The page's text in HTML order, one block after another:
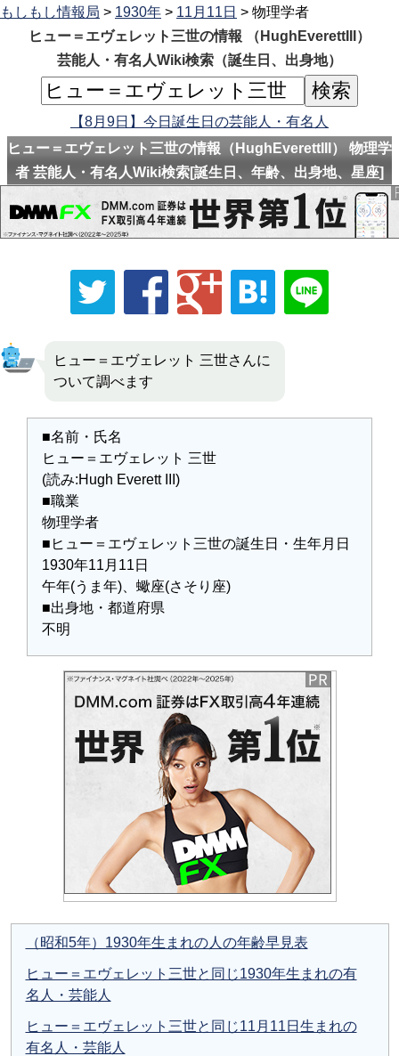
もしもし情報局 > 1930年 > 11月11日 > 物理学者
ヒュー＝エヴェレット三世の情報 （HughEverettIII）
芸能人・有名人Wiki検索（誕生日、出身地）
【8月9日】今日誕生日の芸能人・有名人
ヒュー＝エヴェレット三世の情報（HughEverettIII） 物理学
者 芸能人・有名人Wiki検索[誕生日、年齢、出身地、星座]
ヒュー＝エヴェレット 三世さんに
ついて調べます
■名前・氏名
ヒュー＝エヴェレット 三世
(読み:Hugh Everett III)
■職業
物理学者
■ヒュー＝エヴェレット三世の誕生日・生年月日
1930年11月11日
午年(うま年)、蠍座(さそり座)
■出身地・都道府県
不明
（昭和5年）1930年生まれの人の年齢早見表
ヒュー＝エヴェレット三世と同じ1930年生まれの有
名人・芸能人
ヒュー＝エヴェレット三世と同じ11月11日生まれの
有名人・芸能人